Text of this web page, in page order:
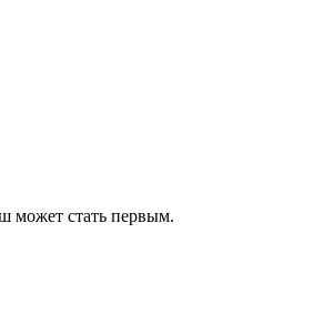
может стать первым.